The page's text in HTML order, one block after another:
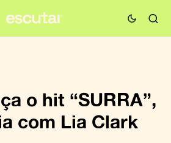
o hit “SURRA”,
com Lia Clark